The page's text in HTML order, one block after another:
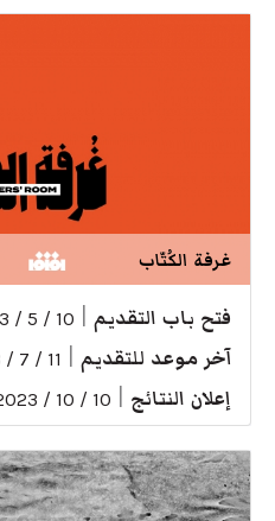
غرفة الكُتّاب
فتح باب التقديم 10 / 5 / 2023
آخر موعد للتقديم 11 / 7 / 2023
إعلان النتائج 10 / 10 / 2023